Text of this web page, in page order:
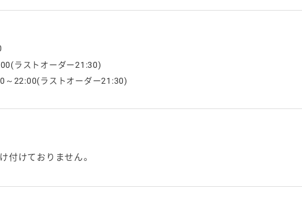
ラストオーダー21:30)
～22:00(ラストオーダー21:30)
付けておりません。